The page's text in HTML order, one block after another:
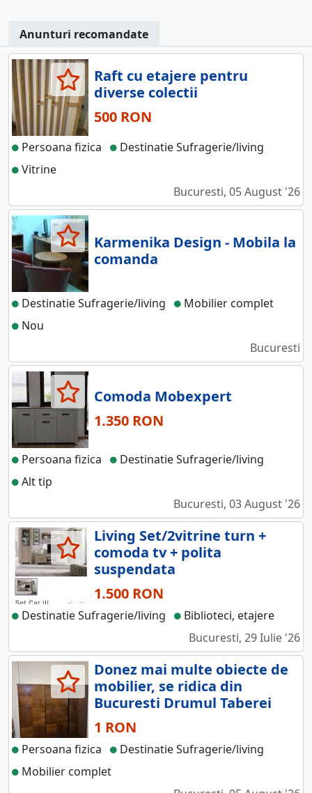
Anunturi recomandate
Raft cu etajere pentru
diverse colectii
500 RON
Persoana fizica
Destinatie Sufragerie/living
Vitrine
Bucuresti, 05 August '26
Karmenika Design - Mobila la
comanda
Destinatie Sufragerie/living
Mobilier complet
Nou
Bucuresti
Comoda Mobexpert
1.350 RON
Persoana fizica
Destinatie Sufragerie/living
Alt tip
Bucuresti, 03 August '26
Living Set/2vitrine turn +
comoda tv + polita
suspendata
1.500 RON
Destinatie Sufragerie/living
Biblioteci, etajere
Bucuresti, 29 Iulie '26
Donez mai multe obiecte de
mobilier, se ridica din
Bucuresti Drumul Taberei
1 RON
Persoana fizica
Destinatie Sufragerie/living
Mobilier complet